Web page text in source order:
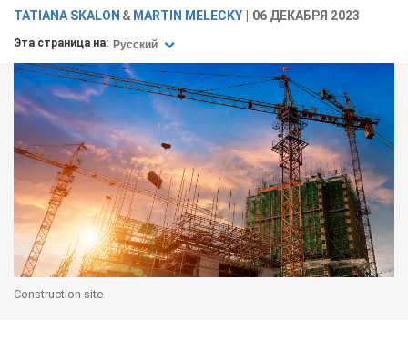
TATIANA SKALON MARTIN MELECKY 06 ДЕКАБРЯ 2023
Эта страница на: Русский
Construction site